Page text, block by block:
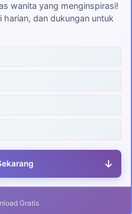
wanita yang menginspirasi!
dan dukungan untuk
↓
Gratis